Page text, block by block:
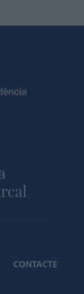
CONTACTE